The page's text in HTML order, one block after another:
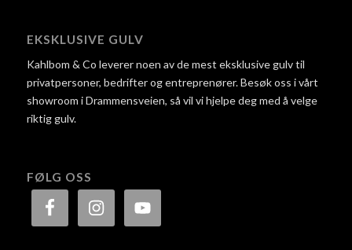
EKSKLUSIVE GULV
Kahlbom & Co leverer noen av de mest eksklusive gulv til
privatpersoner, bedrifter og entreprenører. Besøk oss i vårt
showroom i Drammensveien, så vil vi hjelpe deg med å velge
riktig gulv.
FØLG OSS